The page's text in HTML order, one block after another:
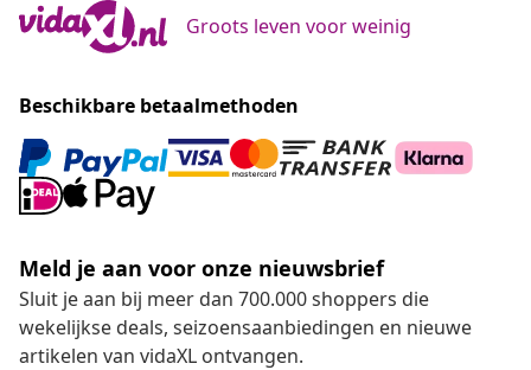
Groots leven voor weinig
Beschikbare betaalmethoden
Meld je aan voor onze nieuwsbrief
Sluit je aan bij meer dan 700.000 shoppers die
wekelijkse deals, seizoensaanbiedingen en nieuwe
artikelen van vidaXL ontvangen.